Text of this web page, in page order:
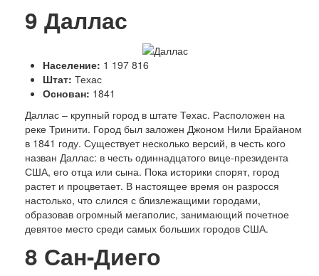
9 Даллас
Население: 1 197 816
Штат: Техас
Основан: 1841
Даллас – крупный город в штате Техас. Расположен на
реке Тринити. Город был заложен Джоном Нили Брайаном
в 1841 году. Существует несколько версий, в честь кого
назван Даллас: в честь одиннадцатого вице-президента
США, его отца или сына. Пока историки спорят, город
растет и процветает. В настоящее время он разросся
настолько, что слился с близлежащими городами,
образовав огромный мегаполис, занимающий почетное
девятое место среди самых больших городов США.
8 Сан-Диего